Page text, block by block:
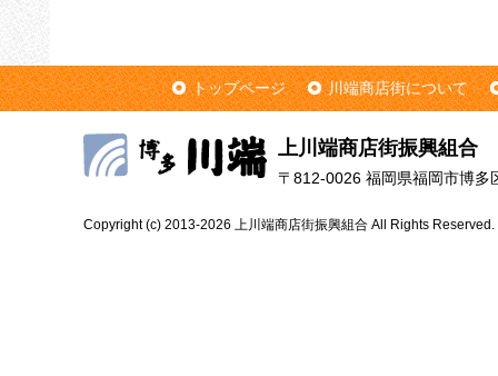
トップページ 川端商店街について
上川端商店街振興組合
〒812-0026 福岡県福岡市博
Copyright (c) 2013-2026 上川端商店街振興組合 All Rights Reserved.